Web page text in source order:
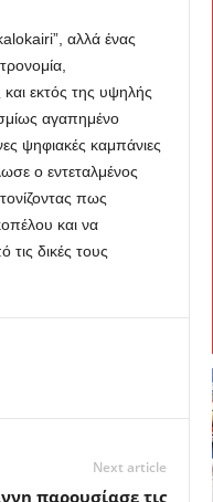
αλλά ένας
εκτός της υψηλής
αγαπημένο
ψηφιακές καμπάνιες
ο εντεταλμένος
πως
και να
δικές τους
Next article
παρουσίασε τις